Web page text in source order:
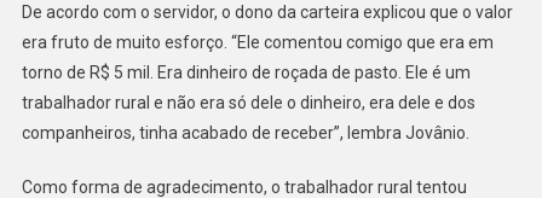
De acordo com o servidor, o dono da carteira explicou que o valor
era fruto de muito esforço. “Ele comentou comigo que era em
torno de R$ 5 mil. Era dinheiro de roçada de pasto. Ele é um
trabalhador rural e não era só dele o dinheiro, era dele e dos
companheiros, tinha acabado de receber”, lembra Jovânio.
Como forma de agradecimento, o trabalhador rural tentou